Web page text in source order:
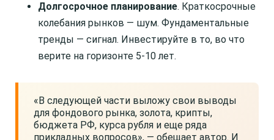
Долгосрочное планирование. Краткосрочные
колебания рынков — шум. Фундаментальные
тренды — сигнал. Инвестируйте в то, во что
верите на горизонте 5-10 лет.
«В следующей части выложу свои выводы
для фондового рынка, золота, крипты,
бюджета РФ, курса рубля и еще ряда
прикладных вопросов», — обещает автор. И